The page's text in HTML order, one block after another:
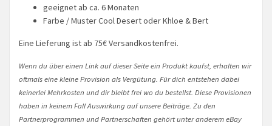
geeignet ab ca. 6 Monaten
Farbe / Muster Cool Desert oder Khloe & Bert
Eine Lieferung ist ab 75€ Versandkostenfrei.
Wenn du über einen Link auf dieser Seite ein Produkt kaufst, erhalten wir
oftmals eine kleine Provision als Vergütung. Für dich entstehen dabei
keinerlei Mehrkosten und dir bleibt frei wo du bestellst. Diese Provisionen
haben in keinem Fall Auswirkung auf unsere Beiträge. Zu den
Partnerprogrammen und Partnerschaften gehört unter anderem eBay